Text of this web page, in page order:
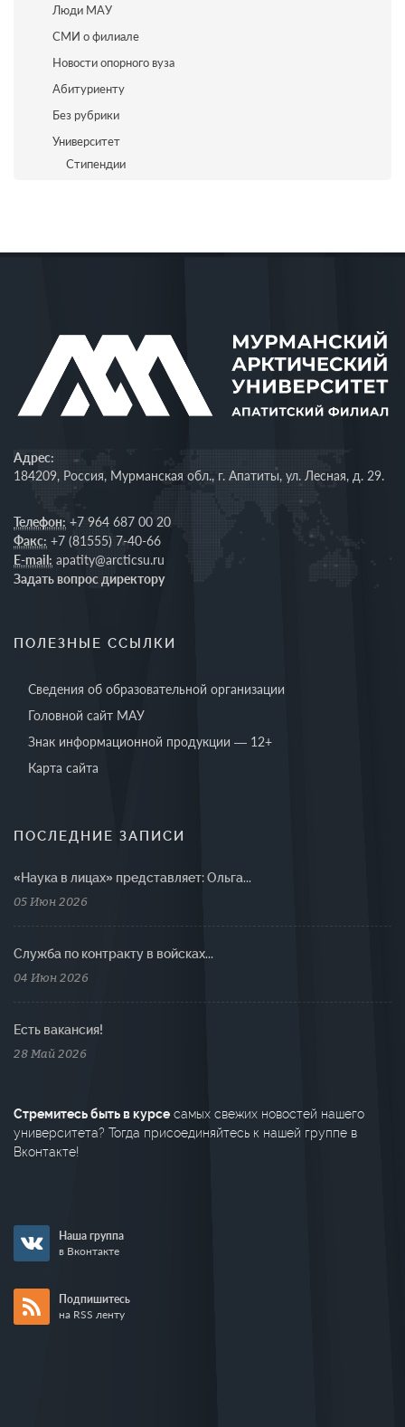
Люди МАУ
СМИ о филиале
Новости опорного вуза
Абитуриенту
Без рубрики
Университет
Стипендии
Адрес:
184209, Россия, Мурманская обл., г. Апатиты, ул. Лесная, д. 29.
Телефон: +7 964 687 00 20
Факс: +7 (81555) 7-40-66
E-mail: apatity@arcticsu.ru
Задать вопрос директору
ПОЛЕЗНЫЕ ССЫЛКИ
Сведения об образовательной организации
Головной сайт МАУ
Знак информационной продукции — 12+
Карта сайта
ПОСЛЕДНИЕ ЗАПИСИ
«Наука в лицах» представляет: Ольга...
05 Июн 2026
Cлужба по контракту в войсках...
04 Июн 2026
Есть вакансия!
28 Май 2026
Стремитесь быть в курсе самых свежих новостей нашего
университета? Тогда присоединяйтесь к нашей группе в
Вконтакте!
Наша группа
в Вконтакте
Подпишитесь
на RSS ленту